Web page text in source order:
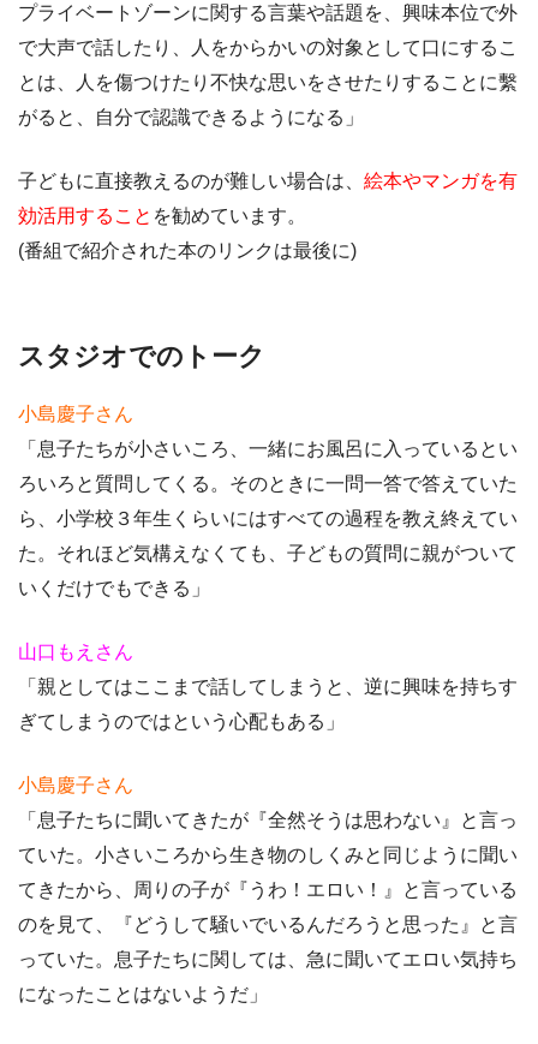
プライベートゾーンに関する言葉や話題を、興味本位で外
で大声で話したり、人をからかいの対象として口にするこ
とは、人を傷つけたり不快な思いをさせたりすることに繫
がると、自分で認識できるようになる」
子どもに直接教えるのが難しい場合は、 絵本やマンガを有
効活用すること を勧めています。
(番組で紹介された本のリンクは最後に)
スタジオでのトーク
小島慶子さん
「息子たちが小さいころ、一緒にお風呂に入っているとい
ろいろと質問してくる。そのときに一問一答で答えていた
ら、小学校３年生くらいにはすべての過程を教え終えてい
た。それほど気構えなくても、子どもの質問に親がついて
いくだけでもできる」
山口もえさん
「親としてはここまで話してしまうと、逆に興味を持ちす
ぎてしまうのではという心配もある」
小島慶子さん
「息子たちに聞いてきたが『全然そうは思わない』と言っ
ていた。小さいころから生き物のしくみと同じように聞い
てきたから、周りの子が『うわ！エロい！』と言っている
のを見て、『どうして騒いでいるんだろうと思った』と言
っていた。息子たちに関しては、急に聞いてエロい気持ち
になったことはないようだ」